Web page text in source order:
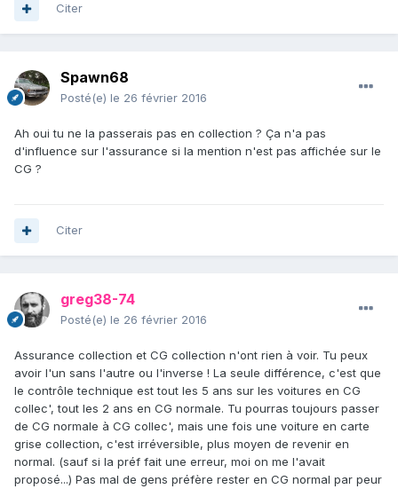
Citer
Spawn68
Posté(e) le 26 février 2016
Ah oui tu ne la passerais pas en collection ? Ça n'a pas
d'influence sur l'assurance si la mention n'est pas affichée sur le
CG ?
Citer
greg38-74
Posté(e) le 26 février 2016
Assurance collection et CG collection n'ont rien à voir. Tu peux
avoir l'un sans l'autre ou l'inverse ! La seule différence, c'est que
le contrôle technique est tout les 5 ans sur les voitures en CG
collec', tout les 2 ans en CG normale. Tu pourras toujours passer
de CG normale à CG collec', mais une fois une voiture en carte
grise collection, c'est irréversible, plus moyen de revenir en
normal. (sauf si la préf fait une erreur, moi on me l'avait
proposé...) Pas mal de gens préfère rester en CG normal par peur